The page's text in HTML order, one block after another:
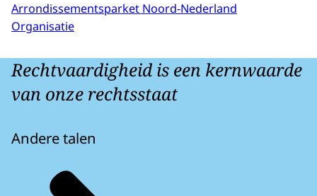
Arrondissementsparket Noord-Nederland
Organisatie
Rechtvaardigheid is een kernwaarde
van onze rechtsstaat
Andere talen